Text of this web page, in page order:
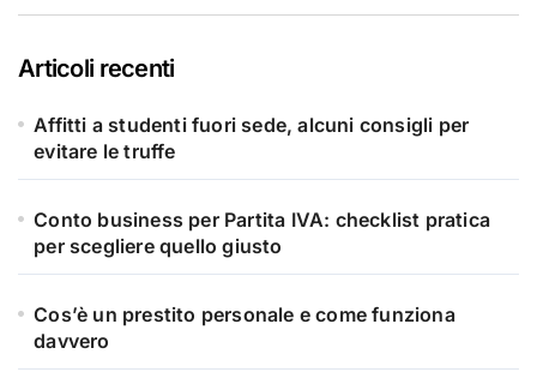
Articoli recenti
Affitti a studenti fuori sede, alcuni consigli per
evitare le truffe
Conto business per Partita IVA: checklist pratica
per scegliere quello giusto
Cos’è un prestito personale e come funziona
davvero